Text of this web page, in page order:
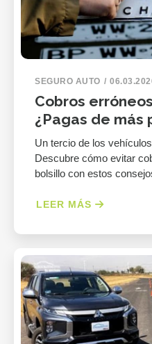
SEGURO AUTO
Cobros
¿Pagas de más
Un tercio de los
Descubre cómo evitar
bolsillo con estos
LEER MÁS